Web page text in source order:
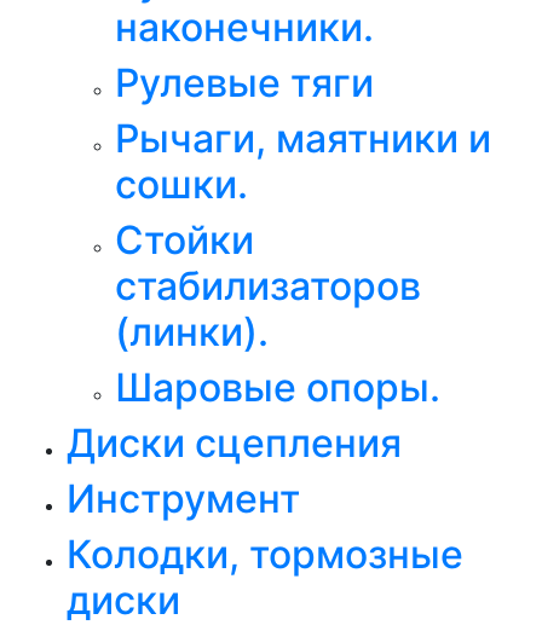
наконечники.
Рулевые тяги
Рычаги, маятники и
сошки.
Стойки
стабилизаторов
(линки).
Шаровые опоры.
Диски сцепления
Инструмент
Колодки, тормозные
диски